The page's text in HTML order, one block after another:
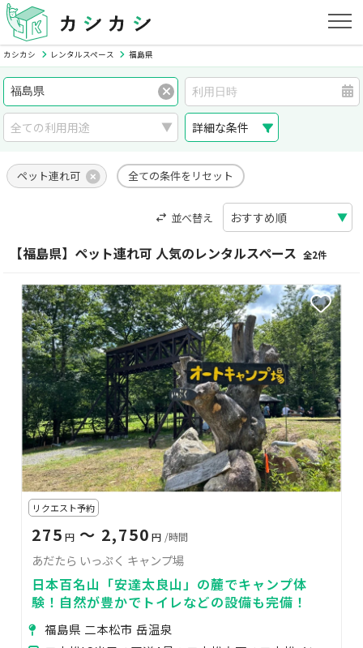
カシカシ レンタルスペース 福島県
詳細な条件
ペット連れ可 全ての条件をリセット
並べ替え
【福島県】ペット連れ可 人気のレンタルスペース 全2件
リクエスト予約
275 円 〜 2,750 円 /時間
あだたら いっぷく キャンプ場
日本百名山「安達太良山」の麓でキャンプ体
験！自然が豊かでトイレなどの設備も完備！
福島県 二本松市 岳温泉